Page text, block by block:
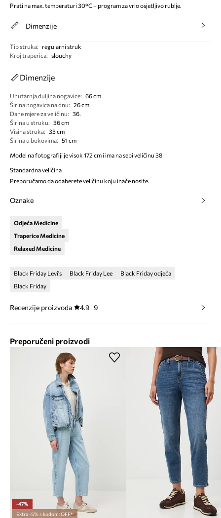
Prati na max. temperaturi 30°C – program za vrlo osjetljivo rublje.
Dimenzije
Tip struka:
regularni struk
Kroj traperica: slouchy
Dimenzije
Unutarnja duljina nogavice: 66 cm
Širina nogavica na dnu: 26 cm
Dane mjere za veličinu: 36.
Širina u struku: 36 cm
Visina struka: 33 cm
Širina u bokovima: 51 cm
Model na fotografiji je visok 172 cm i ima na sebi veličinu 38
Standardna veličina
Preporučamo da odaberete veličinu koju inače nosite.
Oznake
Odjeća Medicine
Traperice Medicine
Relaxed Medicine
Black Friday Levi's Black Friday Lee
Black Friday odjeća
Black Friday
Recenzije proizvoda 4.9 9
Preporučeni proizvodi
-47%
Extra -5% s kodom: OFF*